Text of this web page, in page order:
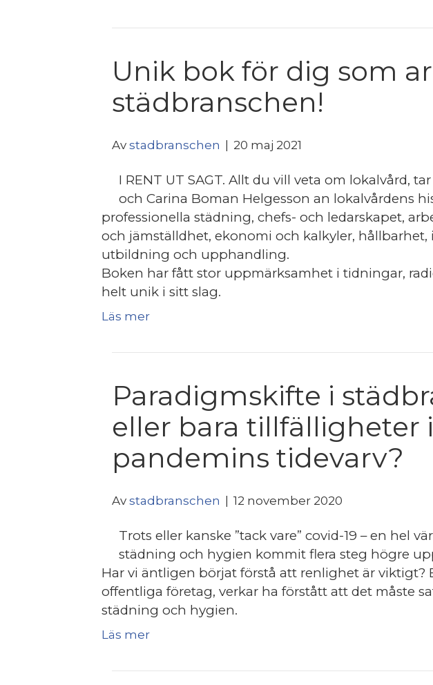
Unik bok för dig som
städbranschen!
Av stadbranschen 20 maj 2021
I RENT UT SAGT. Allt du vill veta om lokalvård,
och Carina Boman Helgesson an lokalvårdens
professionella städning, chefs- och ledarskapet,
och jämställdhet, ekonomi och kalkyler,
utbildning och upphandling.
Boken har fått stor uppmärksamhet i tidningar,
helt unik i sitt slag.
Läs mer
Paradigmskifte i
eller bara tillfälligheter i
pandemins tidevarv?
Av stadbranschen 12 november 2020
Trots eller kanske ”tack vare” covid-19 – en hel
städning och hygien kommit flera steg högre
Har vi äntligen börjat förstå att renlighet är viktigt?
offentliga företag, verkar ha förstått att det måste
städning och hygien.
Läs mer